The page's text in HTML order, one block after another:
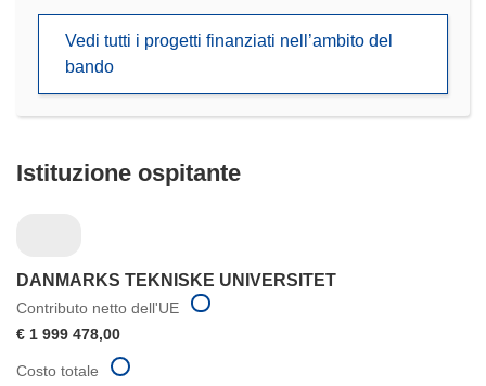
nuova
Vedi tutti i progetti finanziati nell’ambito del
bando
Istituzione ospitante
DANMARKS TEKNISKE UNIVERSITET
Contributo netto dell'UE
€ 1 999 478,00
Costo totale